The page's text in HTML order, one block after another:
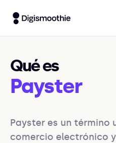
Qué es
Payster
Payster es un término
comercio electrónico